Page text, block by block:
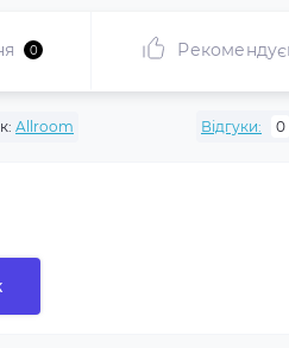
0
Allroom Відгуки: 0